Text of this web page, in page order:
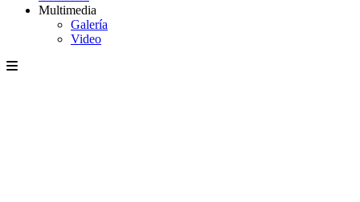
Multimedia
Galería
Video